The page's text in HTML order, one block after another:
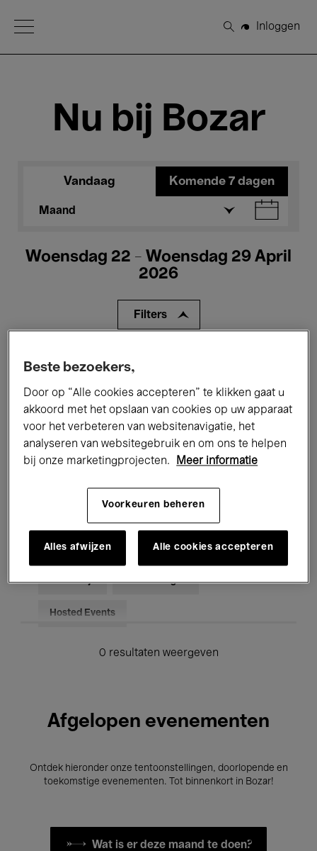
Open Menu
Zoeken
Inloggen
Nu bij Bozar
Vandaag Komende 7 dagen
Maand
Woensdag 22 - Woensdag 29 April
2026
Filters
Alle evenementen
Tentoonstellingen Films
Performances Lezingen & Debatten
Jazz Klassieke Muziek Global Music
Elektronische Muziek
Voor iedereen Kids’ Palace
Onderwijs Rondleidingen
Hosted Events
0 resultaten weergeven
Afgelopen evenementen
Ontdek hieronder onze tentoonstellingen, doorlopende en
toekomstige evenementen. Tot binnenkort in Bozar!
Wat is er deze maand te doen?
Beste bezoekers,
Door op “Alle cookies accepteren” te klikken gaat u
akkoord met het opslaan van cookies op uw apparaat
voor het verbeteren van websitenavigatie, het
analyseren van websitegebruik en om ons te helpen
bij onze marketingprojecten.
Meer informatie
Voorkeuren beheren
Alles afwijzen Alle cookies accepteren